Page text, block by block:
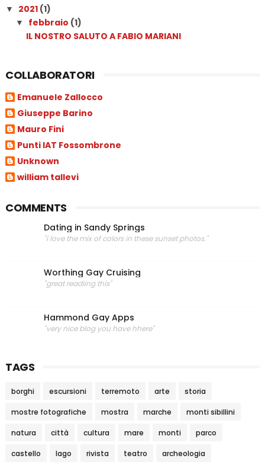
▼ 2021 (1)
▼ febbraio (1)
IL NOSTRO SALUTO A FABIO MARIANI
COLLABORATORI
Emanuele Zallocco
Giuseppe Barino
Mauro Fini
Punti IAT Fossombrone
Unknown
william tallevi
COMMENTS
Dating in Sandy Springs
"i love the mix of colors in these sunset photos."
Worthing Gay Cruising
"great readiing this"
Hammond Gay Apps
"very nice blog you have hhere"
TAGS
borghi escursioni terremoto arte storia
mostre fotografiche mostra marche monti sibillini
natura città cultura mare monti parco
castello lago rivista teatro archeologia